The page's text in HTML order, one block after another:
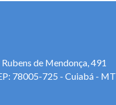
de Mendonça, 491
78005-725 - Cuiabá - MT